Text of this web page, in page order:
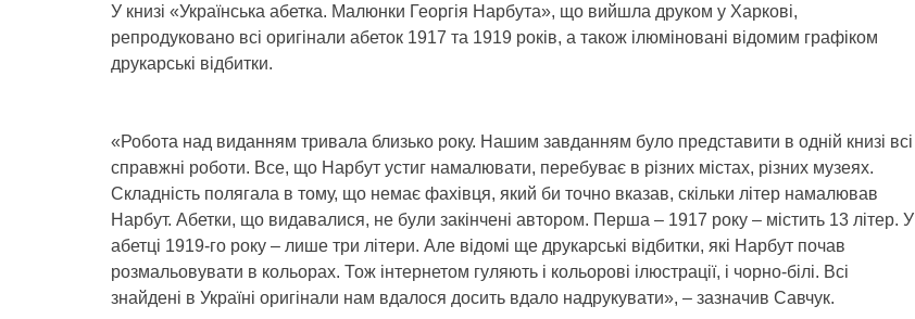
У книзі «Українська абетка. Малюнки Георгія Нарбута», що вийшла друком у Харкові,
репродуковано всі оригінали абеток 1917 та 1919 років, а також ілюміновані відомим графіком
друкарські відбитки.
«Робота над виданням тривала близько року. Нашим завданням було представити в одній книзі всі
справжні роботи. Все, що Нарбут устиг намалювати, перебуває в різних містах, різних музеях.
Складність полягала в тому, що немає фахівця, який би точно вказав, скільки літер намалював
Нарбут. Абетки, що видавалися, не були закінчені автором. Перша – 1917 року – містить 13 літер. У
абетці 1919-го року – лише три літери. Але відомі ще друкарські відбитки, які Нарбут почав
розмальовувати в кольорах. Тож інтернетом гуляють і кольорові ілюстрації, і чорно-білі. Всі
знайдені в Україні оригінали нам вдалося досить вдало надрукувати», – зазначив Савчук.